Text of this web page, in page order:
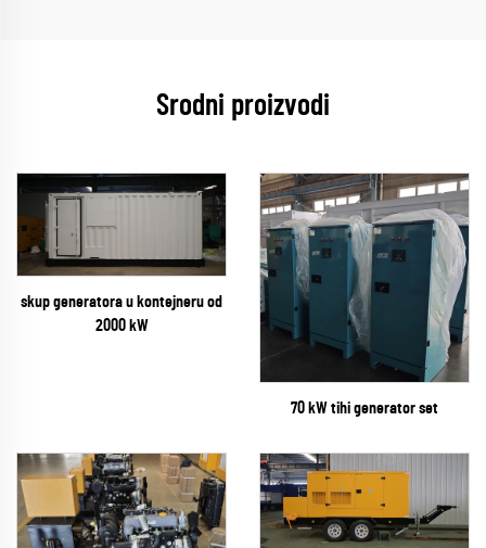
Srodni proizvodi
skup generatora u kontejneru od
2000 kW
70 kW tihi generator set